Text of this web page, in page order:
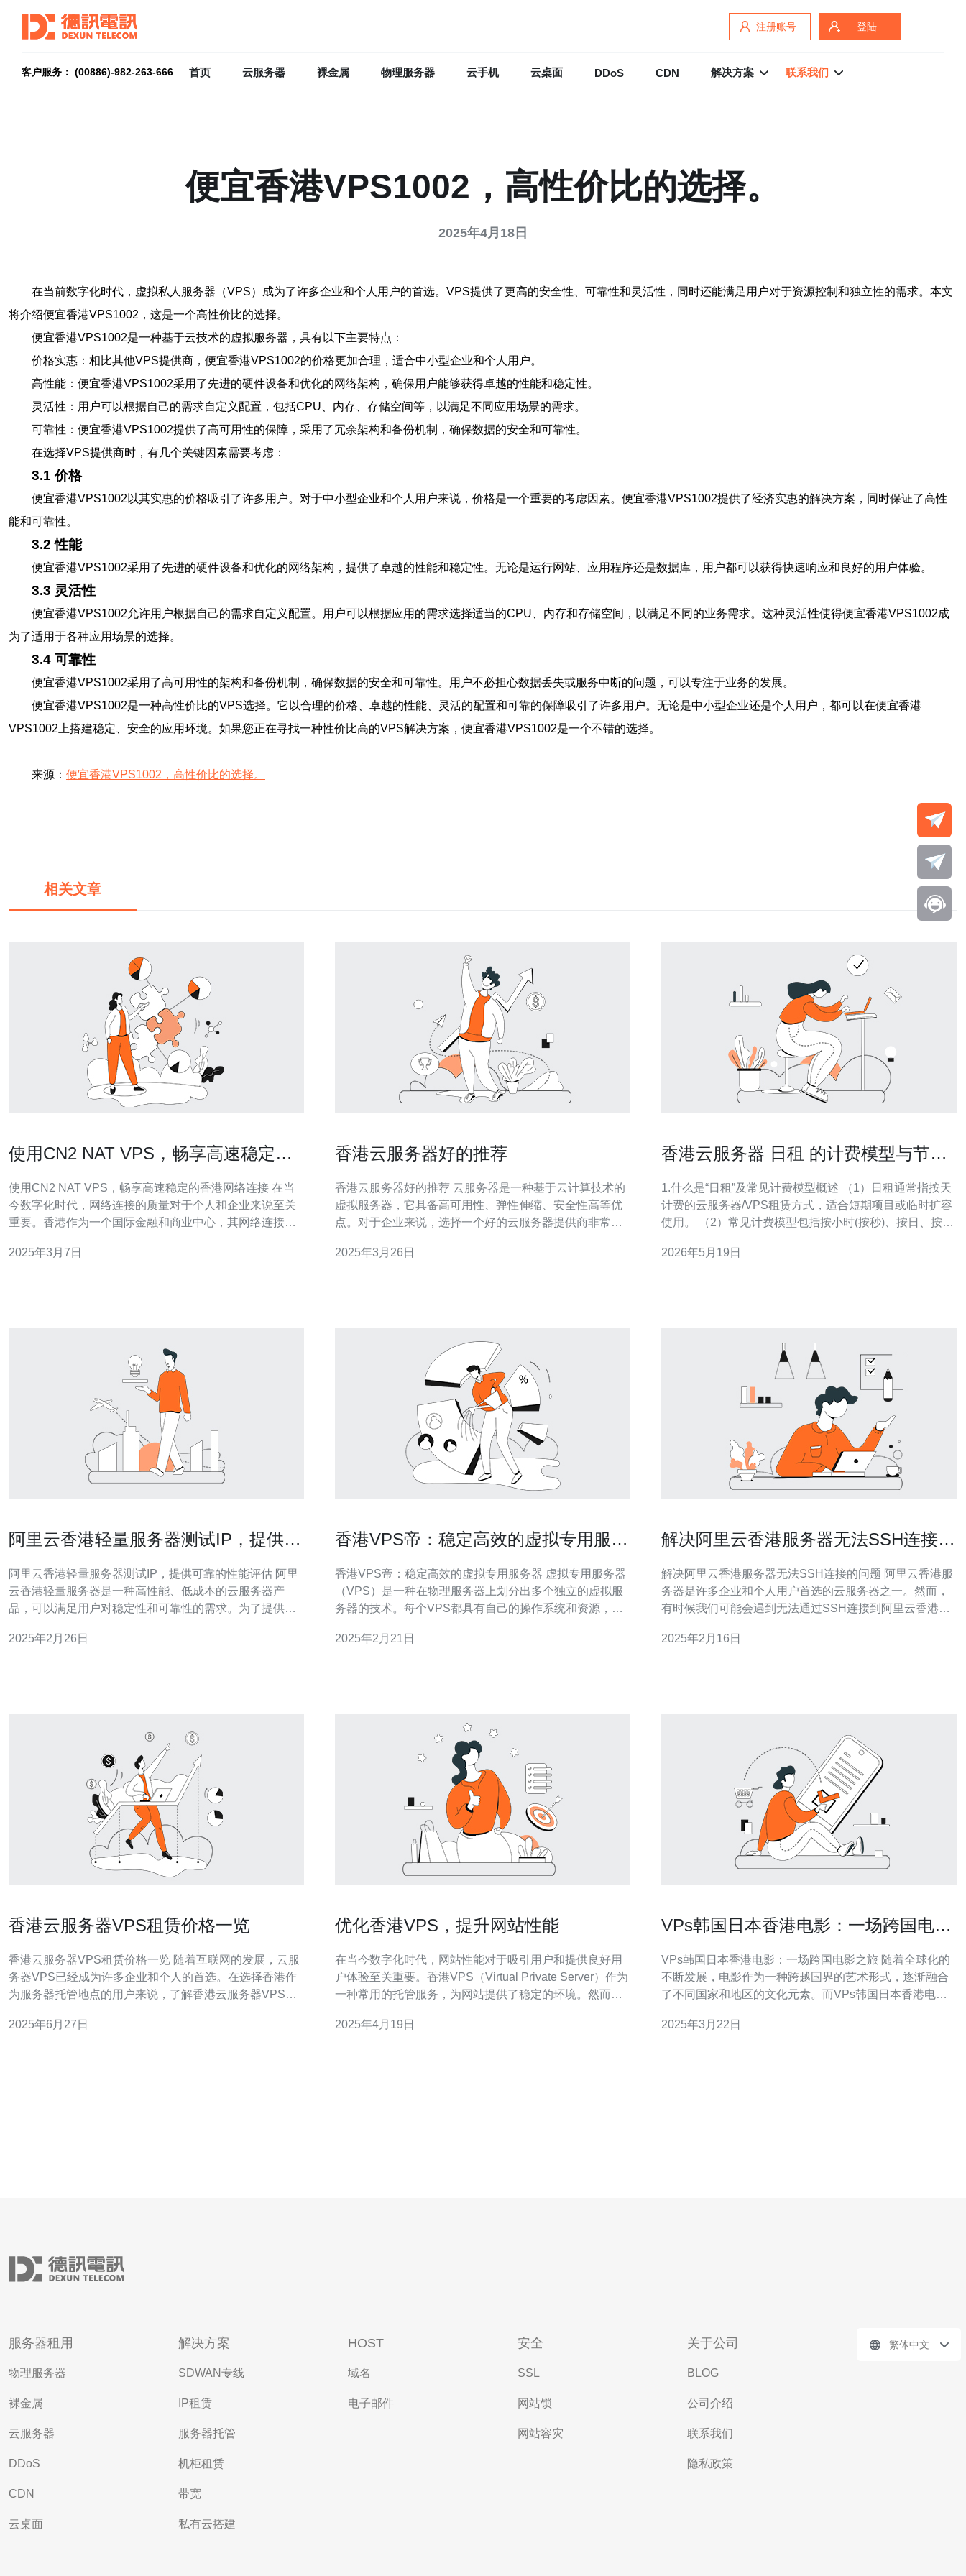
注册账号 登陆
客户服务： (00886)-982-263-666 首页 云服务器 裸金属 物理服务器 云手机 云桌面 DDoS CDN 解决方案 联系我们
便宜香港VPS1002，高性价比的选择。
2025年4月18日
在当前数字化时代，虚拟私人服务器（VPS）成为了许多企业和个人用户的首选。VPS提供了更高的安全性、可靠性和灵活性，同时还能满足用户对于资源控制和独立性的需求。本文
将介绍便宜香港VPS1002，这是一个高性价比的选择。
便宜香港VPS1002是一种基于云技术的虚拟服务器，具有以下主要特点：
价格实惠：相比其他VPS提供商，便宜香港VPS1002的价格更加合理，适合中小型企业和个人用户。
高性能：便宜香港VPS1002采用了先进的硬件设备和优化的网络架构，确保用户能够获得卓越的性能和稳定性。
灵活性：用户可以根据自己的需求自定义配置，包括CPU、内存、存储空间等，以满足不同应用场景的需求。
可靠性：便宜香港VPS1002提供了高可用性的保障，采用了冗余架构和备份机制，确保数据的安全和可靠性。
在选择VPS提供商时，有几个关键因素需要考虑：
3.1 价格
便宜香港VPS1002以其实惠的价格吸引了许多用户。对于中小型企业和个人用户来说，价格是一个重要的考虑因素。便宜香港VPS1002提供了经济实惠的解决方案，同时保证了高性
能和可靠性。
3.2 性能
便宜香港VPS1002采用了先进的硬件设备和优化的网络架构，提供了卓越的性能和稳定性。无论是运行网站、应用程序还是数据库，用户都可以获得快速响应和良好的用户体验。
3.3 灵活性
便宜香港VPS1002允许用户根据自己的需求自定义配置。用户可以根据应用的需求选择适当的CPU、内存和存储空间，以满足不同的业务需求。这种灵活性使得便宜香港VPS1002成
为了适用于各种应用场景的选择。
3.4 可靠性
便宜香港VPS1002采用了高可用性的架构和备份机制，确保数据的安全和可靠性。用户不必担心数据丢失或服务中断的问题，可以专注于业务的发展。
便宜香港VPS1002是一种高性价比的VPS选择。它以合理的价格、卓越的性能、灵活的配置和可靠的保障吸引了许多用户。无论是中小型企业还是个人用户，都可以在便宜香港
VPS1002上搭建稳定、安全的应用环境。如果您正在寻找一种性价比高的VPS解决方案，便宜香港VPS1002是一个不错的选择。
来源： 便宜香港VPS1002，高性价比的选择。
相关文章
使用CN2 NAT VPS，畅享高速稳定的
使用CN2 NAT VPS，畅享高速稳定的香港网络连接 在当
今数字化时代，网络连接的质量对于个人和企业来说至关
重要。香港作为一个国际金融和商业中心，其网络连接的
何通过使用CN2 NAT VPS来获得高速稳定的香港网络连
2025年3月7日
香港云服务器好的推荐
香港云服务器好的推荐 云服务器是一种基于云计算技术的
虚拟服务器，它具备高可用性、弹性伸缩、安全性高等优
点。对于企业来说，选择一个好的云服务器提供商非常重
融中心和亚太地区的商业枢纽，拥有良好的网络基础设施
2025年3月26日
香港云服务器 日租 的计费模型与节省
1.什么是“日租”及常见计费模型概述 （1）日租通常指按天
计费的云服务器/VPS租赁方式，适合短期项目或临时扩容
使用。 （2）常见计费模型包括按小时(按秒)、按日、按
（Pay-as-you-go）适合不确定时长的负载，停止后不再计
2026年5月19日
阿里云香港轻量服务器测试IP，提供可
阿里云香港轻量服务器测试IP，提供可靠的性能评估 阿里
云香港轻量服务器是一种高性能、低成本的云服务器产
品，可以满足用户对稳定性和可靠性的需求。为了提供更
服务器的性能进行评估。 测试IP是一组用于检测服务器性
2025年2月26日
香港VPS帝：稳定高效的虚拟专用服务
香港VPS帝：稳定高效的虚拟专用服务器 虚拟专用服务器
（VPS）是一种在物理服务器上划分出多个独立的虚拟服
务器的技术。每个VPS都具有自己的操作系统和资源，相
能，又具有共享主机的经济性。 香港VPS帝是一家提供稳
2025年2月21日
解决阿里云香港服务器无法SSH连接的
解决阿里云香港服务器无法SSH连接的问题 阿里云香港服
务器是许多企业和个人用户首选的云服务器之一。然而，
有时候我们可能会遇到无法通过SSH连接到阿里云香港服
到阿里云香港服务器的问题可能有多种原因： 网络连接问
2025年2月16日
香港云服务器VPS租赁价格一览
香港云服务器VPS租赁价格一览 随着互联网的发展，云服
务器VPS已经成为许多企业和个人的首选。在选择香港作
为服务器托管地点的用户来说，了解香港云服务器VPS租
服务器VPS租赁价格一览。 在香港，不同的云服务器VPS
2025年6月27日
优化香港VPS，提升网站性能
在当今数字化时代，网站性能对于吸引用户和提供良好用
户体验至关重要。香港VPS（Virtual Private Server）作为
一种常用的托管服务，为网站提供了稳定的环境。然而，
的。 选择高质量的硬件是提升VPS性能的第一步。确保服
2025年4月19日
VPs韩国日本香港电影：一场跨国电影
VPs韩国日本香港电影：一场跨国电影之旅 随着全球化的
不断发展，电影作为一种跨越国界的艺术形式，逐渐融合
了不同国家和地区的文化元素。而VPs韩国日本香港电影
韩国日本香港电影，探索它在跨国电影市场中的影响力。
2025年3月22日
服务器租用
物理服务器
裸金属
云服务器
DDoS
CDN
云桌面
解决方案
SDWAN专线
IP租赁
服务器托管
机柜租赁
带宽
私有云搭建
HOST
域名
电子邮件
安全
SSL
网站锁
网站容灾
关于公司
BLOG
公司介绍
联系我们
隐私政策
繁体中文